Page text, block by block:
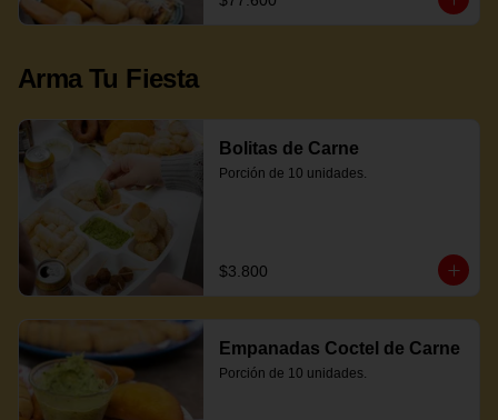
Arma Tu Fiesta
Bolitas de Carne
Porción de 10 unidades.
$3.800
Empanadas Coctel de Carne
Porción de 10 unidades.